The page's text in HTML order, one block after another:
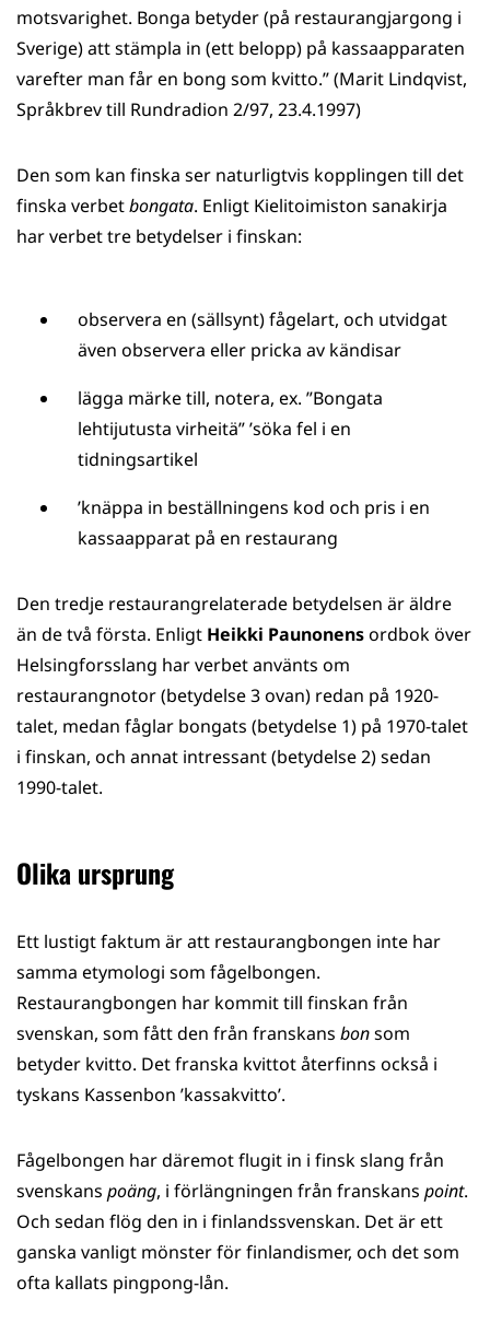
motsvarighet. Bonga betyder (på restaurangjargong i
Sverige) att stämpla in (ett belopp) på kassaapparaten
varefter man får en bong som kvitto.” (Marit Lindqvist,
Språkbrev till Rundradion 2/97, 23.4.1997)
Den som kan finska ser naturligtvis kopplingen till det
finska verbetbongata. Enligt Kielitoimiston sanakirja
har verbet tre betydelser i finskan:
observera en (sällsynt) fågelart, och utvidgat
även observera eller pricka av kändisar
lägga märke till, notera, ex. ”Bongata
lehtijutusta virheitä” ’söka fel i en
tidningsartikel
’knäppa in beställningens kod och pris i en
kassaapparat på en restaurang
Den tredje restaurangrelaterade betydelsen är äldre
än de två första. Enligt Heikki Paunonensordbok över
Helsingforsslang har verbet använts om
restaurangnotor (betydelse 3 ovan) redan på 1920-
talet, medan fåglar bongats (betydelse 1) på 1970-talet
i finskan, och annat intressant (betydelse 2) sedan
1990-talet.
Olika ursprung
Ett lustigt faktum är att restaurangbongen inte har
samma etymologi som fågelbongen.
Restaurangbongen har kommit till finskan från
svenskan, som fått den från franskans bonsom
betyder kvitto. Det franska kvittot återfinns också i
tyskans Kassenbon ’kassakvitto’.
Fågelbongen har däremot flugit in i finsk slang från
svenskans poäng, i förlängningen från franskans point.
Och sedan flög den in i finlandssvenskan. Det är ett
ganska vanligt mönster för finlandismer, och det som
ofta kallats pingpong-lån.